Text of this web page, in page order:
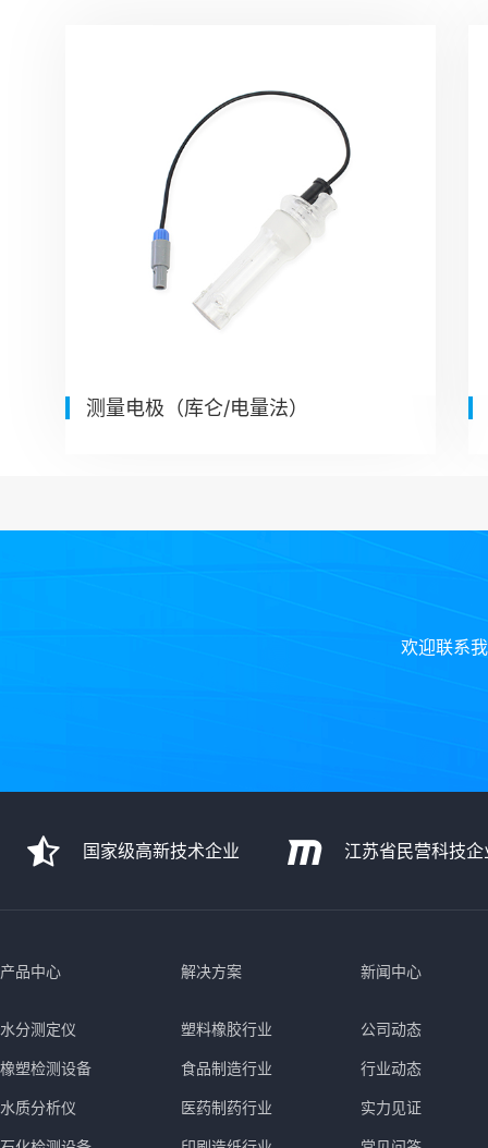
测量电极（库仑/电量法）
欢迎联系
国家级高新技术企业 江苏省民营科技企
产品中心
水分测定仪
橡塑检测设备
水质分析仪
解决方案
塑料橡胶行业
食品制造行业
医药制药行业
新闻中心
公司动态
行业动态
实力见证